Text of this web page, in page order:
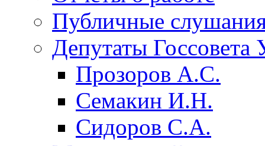
Публичные
Депутаты
Прозоров А.С.
Семакин И.Н.
Сидоров С.А.